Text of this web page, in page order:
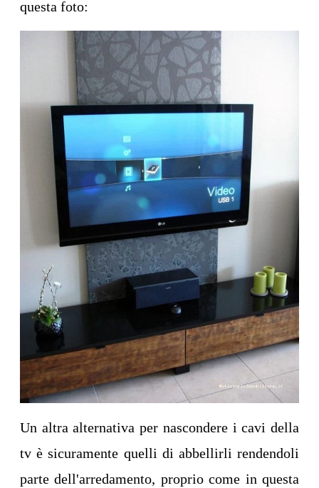
questa foto:
Un altra alternativa per nascondere i cavi della
tv è sicuramente quelli di abbellirli rendendoli
parte dell'arredamento, proprio come in questa